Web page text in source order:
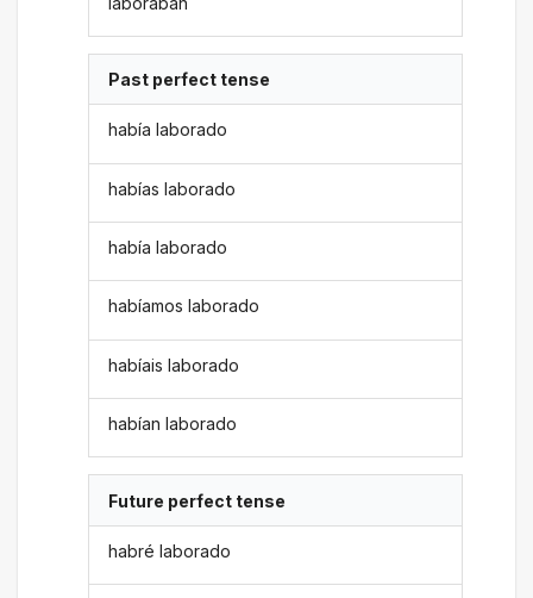
Past perfect tense
había laborado
habías laborado
había laborado
habíamos laborado
habíais laborado
habían laborado
Future perfect tense
habré laborado